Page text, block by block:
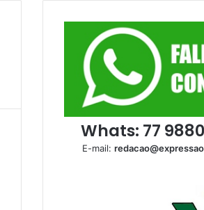
Whats: 77
E-mail: